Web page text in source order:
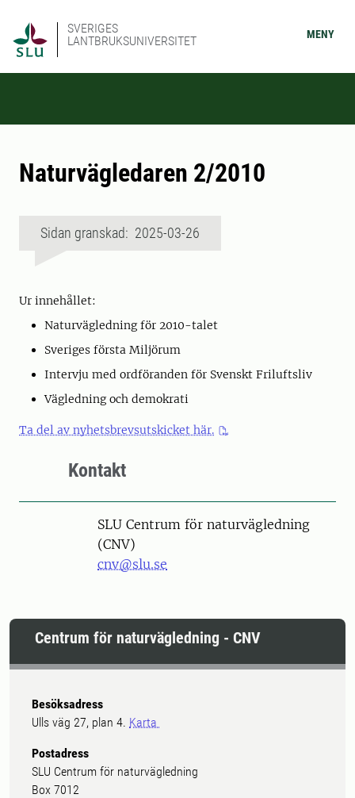
SVERIGES
LANTBRUKSUNIVERSITET
MENY
Naturvägledaren 2/2010
Sidan granskad: 2025-03-26
Ur innehållet:
Naturvägledning för 2010-talet
Sveriges första Miljörum
Intervju med ordföranden för Svenskt Friluftsliv
Vägledning och demokrati
Ta del av nyhetsbrevsutskicket här.
Kontakt
SLU Centrum för naturvägledning
(CNV)
cnv@slu.se
Centrum för naturvägledning - CNV
Besöksadress
Ulls väg 27, plan 4. Karta
Postadress
SLU Centrum för naturvägledning
Box 7012